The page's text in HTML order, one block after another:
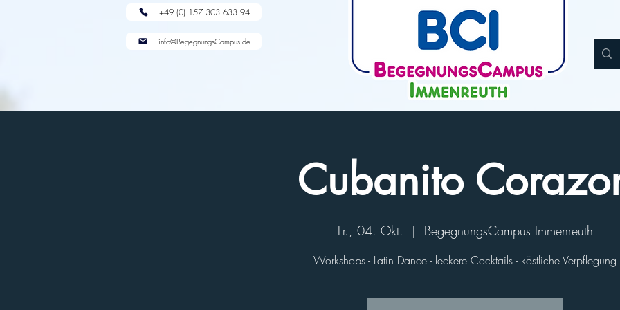
+49 (0) 157.303 633 94
info@BegegnungsCampus.de
Cubanito
Fr., 04. Okt.
  |
BegegnungsCampus Immenreuth
Workshops - Latin Dance - leckere Cocktails - köstliche Verpflegung